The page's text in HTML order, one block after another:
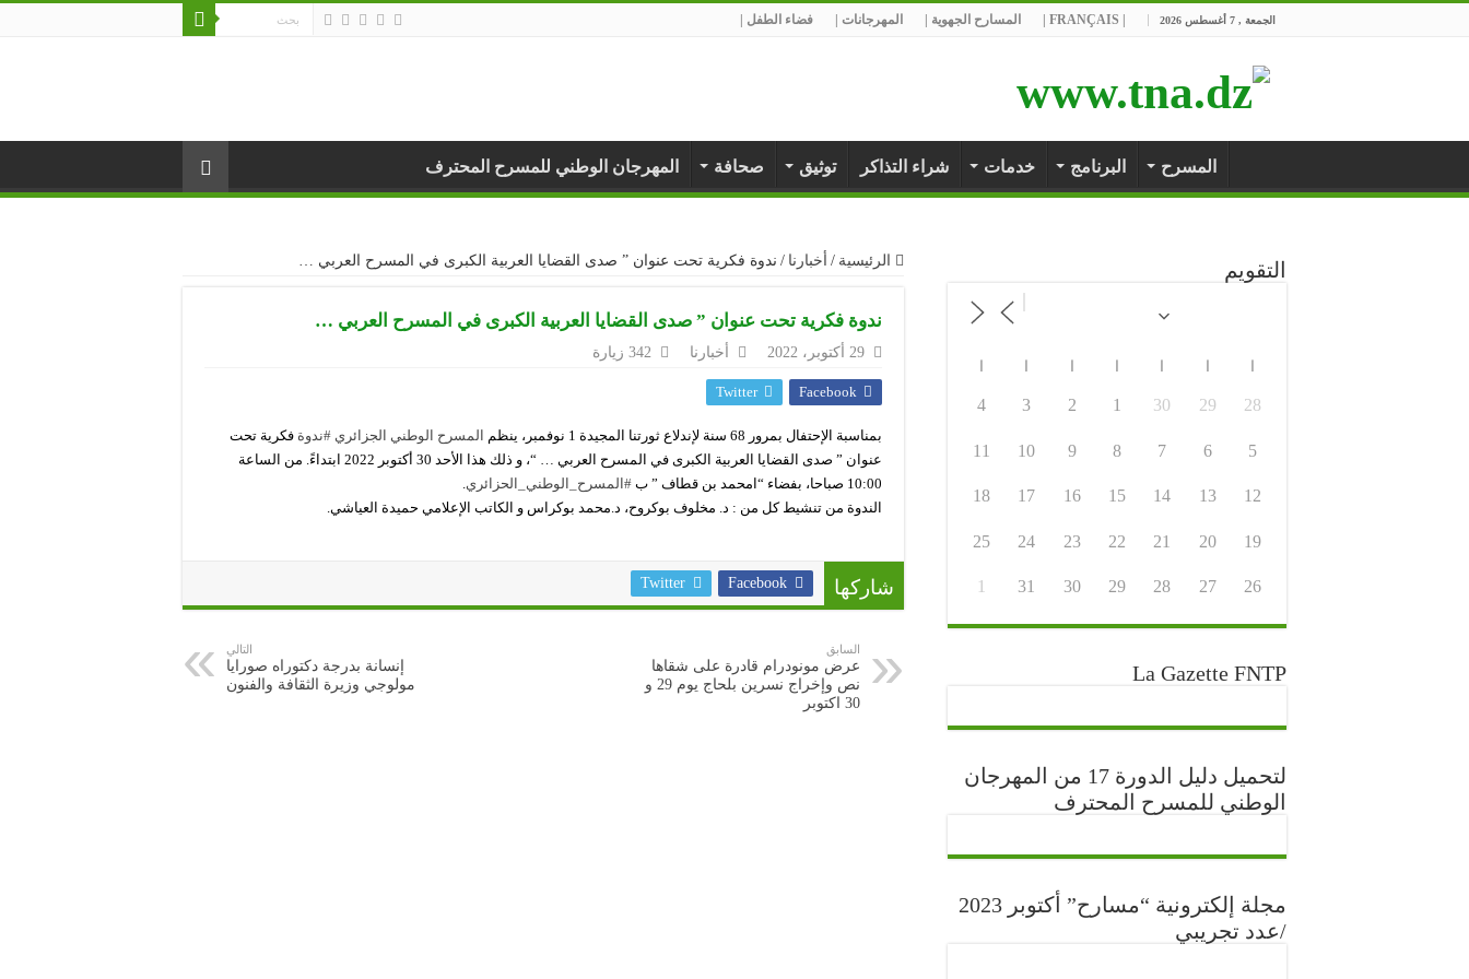
الجمعة , 7 أغسطس 2026 المسارح الجهوية | المهرجانات | فضاء الطفل |
المسرح البرنامج خدمات شراء التذاكر توثيق صحافة المهرجان الوطني للمسرح المحترف
الرئيسية / أخبارنا / ندوة فكرية تحت عنوان ” صدى القضايا العربية الكبرى في المسرح العربي …
ندوة فكرية تحت عنوان ” صدى القضايا العربية الكبرى في المسرح العربي …
29 أكتوبر، 2022 أخبارنا 342 زيارة
Facebook
Twitter
بمناسبة الإحتفال بمرور 68 سنة لإندلاع ثورتنا المجيدة 1 نوفمبر، ينظم المسرح الوطني الجزائري #ندوة فكرية تحت
عنوان ” صدى القضايا العربية الكبرى في المسرح العربي … “، و ذلك هذا الأحد 30 أكتوبر 2022 ابتداءً. من الساعة
10:00 صباحا، بفضاء “امحمد بن قطاف ” ب
#المسرح_الوطني_الحزائري.
الندوة من تنشيط كل من : د. مخلوف بوكروح، د.محمد بوكراس و الكاتب الإعلامي حميدة العياشي.
شاركها Facebook
Twitter
السابق
عرض مونودرام قادرة على شقاها
نص وإخراج نسرين بلحاج يوم 29 و
30 اكتوبر
التالي
إنسانة بدرجة دكتوراه صورايا
مولوجي وزيرة الثقافة والفنون
التقويم
ا ا ا ا ا ا ا
28
29
30
1
2
3
4
5
6
7
8
9
10
11
12
13
14
15
16
17
18
19
20
21
22
23
24
25
26
27
28
29
30
31
1
La Gazette FNTP
لتحميل دليل الدورة 17 من المهرجان
الوطني للمسرح المحترف
مجلة إلكترونية “مسارح” أكتوبر 2023
/عدد تجريبي